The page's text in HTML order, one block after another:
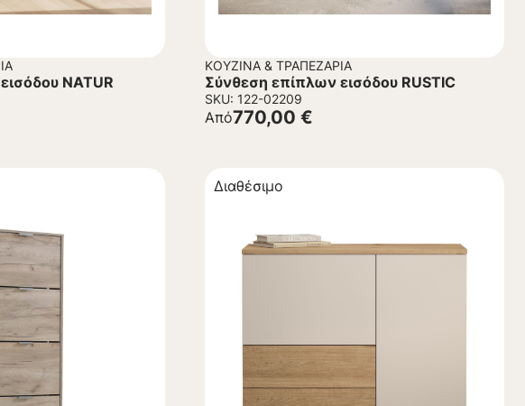
NATUR
ΚΟΥΖΊΝΑ & ΤΡΑΠΕΖΑΡΊΑ
Σύνθεση επίπλων εισόδου RUSTIC
SKU: 122-02209
770,00 €
Από
Διαθέσιμο